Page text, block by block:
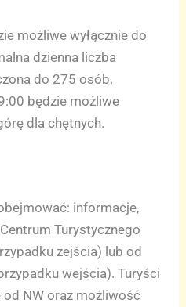
możliwe wyłącznie do
dzienna liczba
do 275 osób.
będzie możliwe
dla chętnych.
informacje,
Turystycznego
zejścia) lub od
wejścia). Turyści
NW oraz możliwość